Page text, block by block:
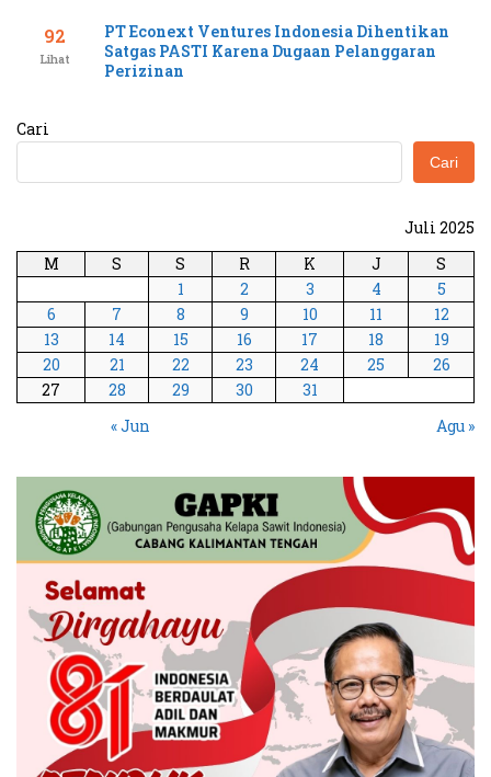
92
Lihat
PT Econext Ventures Indonesia Dihentikan
Satgas PASTI Karena Dugaan Pelanggaran
Perizinan
Cari
Cari
Juli 2025
M
S S R K J
S
1
2 3 4
5
6
7 8 9 10 11
12
13
14 15 16 17 18
19
20
21 22 23 24 25
26
27
28 29 30
31
« Jun
Agu »